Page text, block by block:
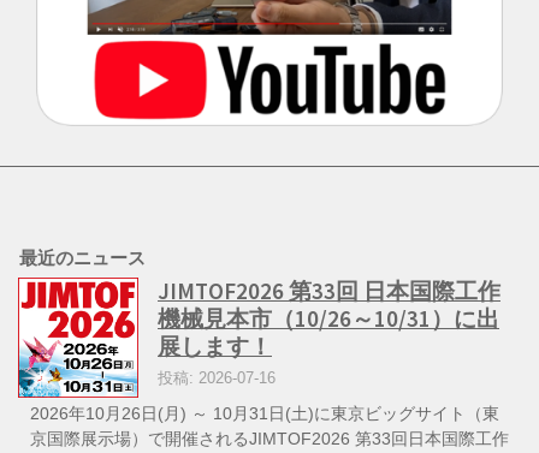
最近のニュース
JIMTOF2026 第33回 日本国際工作
機械見本市（10/26～10/31）に出
展します！
投稿: 2026-07-16
2026年10月26日(月) ～ 10月31日(土)に東京ビッグサイト（東
京国際展示場）で開催されるJIMTOF2026 第33回日本国際工作